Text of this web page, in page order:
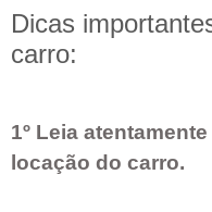
Dicas
carro:
1º Leia
locação do carro.